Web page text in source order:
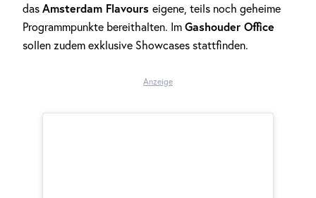
das Amsterdam Flavours eigene, teils noch geheime
Programmpunkte bereithalten. Im Gashouder Office
sollen zudem exklusive Showcases stattfinden.
Anzeige